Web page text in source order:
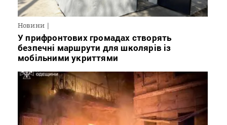
Новини
У прифронтових громадах створять
безпечні маршрути для школярів із
мобільними укриттями